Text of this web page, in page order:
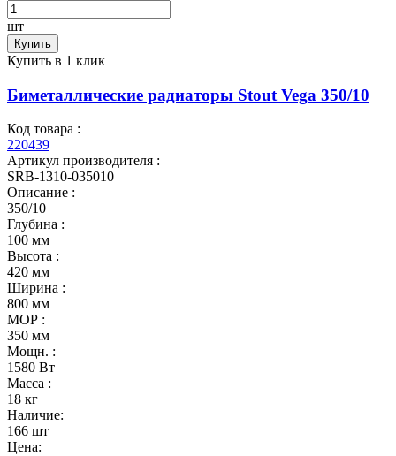
шт
Купить
Купить в 1 клик
Биметаллические радиаторы Stout Vega 350/10
Код товара :
220439
Артикул производителя :
SRB-1310-035010
Описание :
350/10
Глубина :
100 мм
Высота :
420 мм
Ширина :
800 мм
МОР :
350 мм
Мощн. :
1580 Вт
Масса :
18 кг
Наличие:
166 шт
Цена: